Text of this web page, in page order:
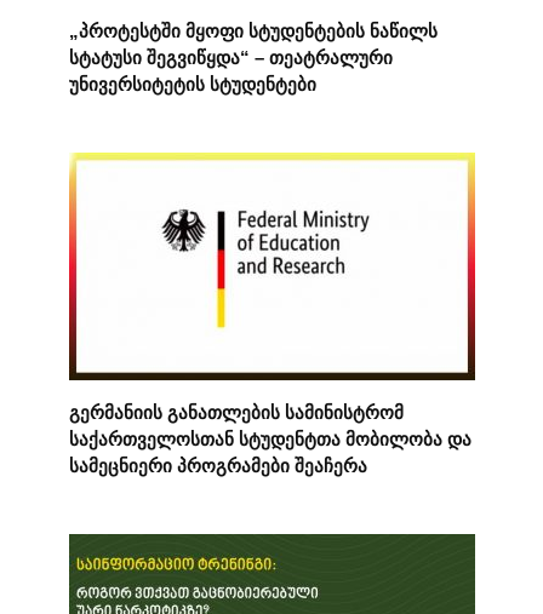
„პროტესტში მყოფი სტუდენტების ნაწილს
სტატუსი შეგვიწყდა“ – თეატრალური
უნივერსიტეტის სტუდენტები
გერმანიის განათლების სამინისტრომ
საქართველოსთან სტუდენტთა მობილობა და
სამეცნიერი პროგრამები შეაჩერა